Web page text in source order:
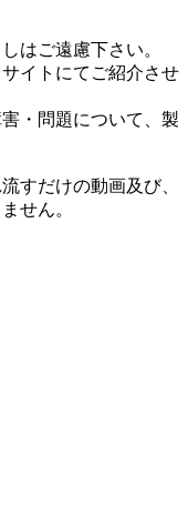
はご遠慮下さい。
イトにてご紹介させ
・問題について、製
すだけの動画及び、
せん。